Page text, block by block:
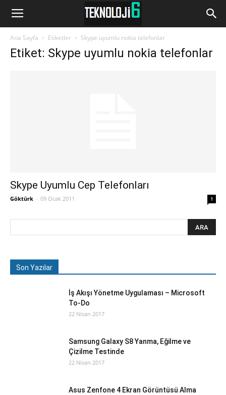
www.Teknoloji6.com
Ana Sayfa Etiketler Skype uyumlu nokia telefonlar
Etiket: Skype uyumlu nokia telefonlar
Skype Uyumlu Cep Telefonları
Göktürk - 09 Ocak 2011 1
Son Yazılar
İş Akışı Yönetme Uygulaması – Microsoft
To-Do
22 Nisan 2017
Samsung Galaxy S8 Yanma, Eğilme ve
Çizilme Testinde
22 Nisan 2017
Asus Zenfone 4 Ekran Görüntüsü Alma